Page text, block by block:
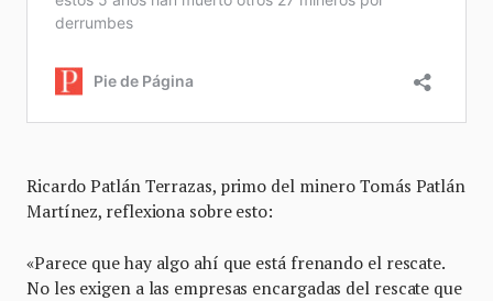
Ricardo Patlán Terrazas, primo del minero Tomás Patlán
Martínez, reflexiona sobre esto:
«Parece que hay algo ahí que está frenando el rescate.
No les exigen a las empresas encargadas del rescate que